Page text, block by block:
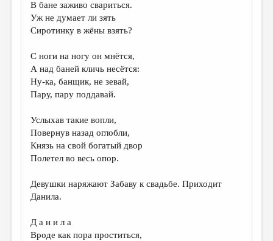
В бане заживо свариться.
Уж не думает ли зять
Сиротинку в жёны взять?
С ноги на ногу он мнётся,
А над баней кличь несётся:
Ну-ка, банщик, не зевай,
Пару, пару поддавай.
Услыхав такие вопли,
Повернув назад оглобли,
Князь на свой богатый двор
Полетел во весь опор.
Девушки наряжают Забаву к свадьбе. Приходит
Данила.
Д а н и л а
Вроде как пора проститься,